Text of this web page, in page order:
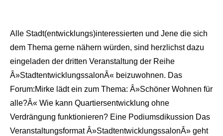
Alle Stadt(entwicklungs)interessierten und Jene die sich
dem Thema gerne nähern würden, sind herzlichst dazu
eingeladen der dritten Veranstaltung der Reihe
Â»StadtentwicklungssalonÂ« beizuwohnen. Das
Forum:Mirke lädt ein zum Thema: Â»Schöner Wohnen für
alle?Â« Wie kann Quartiersentwicklung ohne
Verdrängung funktionieren? Eine Podiumsdikussion Das
Veranstaltungsformat Â»StadtentwicklungssalonÂ» geht